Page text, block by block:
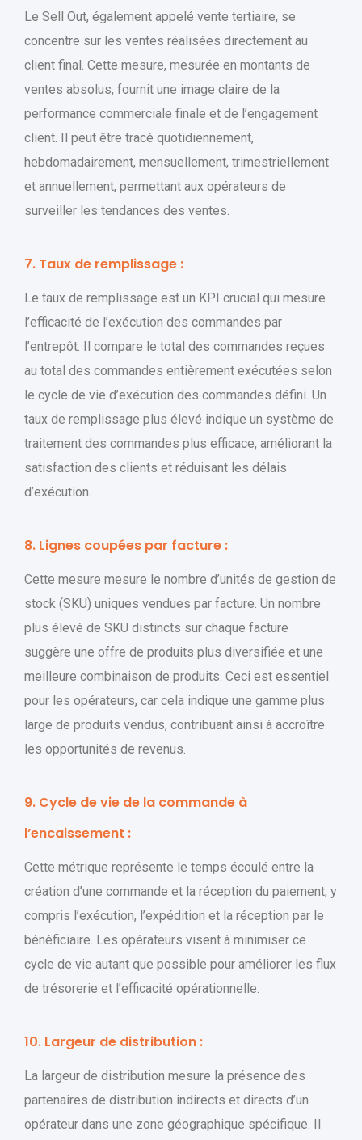
Le Sell Out, également appelé vente tertiaire, se
concentre sur les ventes réalisées directement au
client final. Cette mesure, mesurée en montants de
ventes absolus, fournit une image claire de la
performance commerciale finale et de l’engagement
client. Il peut être tracé quotidiennement,
hebdomadairement, mensuellement, trimestriellement
et annuellement, permettant aux opérateurs de
surveiller les tendances des ventes.
7. Taux de remplissage :
Le taux de remplissage est un KPI crucial qui mesure
l’efficacité de l’exécution des commandes par
l’entrepôt. Il compare le total des commandes reçues
au total des commandes entièrement exécutées selon
le cycle de vie d’exécution des commandes défini. Un
taux de remplissage plus élevé indique un système de
traitement des commandes plus efficace, améliorant la
satisfaction des clients et réduisant les délais
d’exécution.
8. Lignes coupées par facture :
Cette mesure mesure le nombre d’unités de gestion de
stock (SKU) uniques vendues par facture. Un nombre
plus élevé de SKU distincts sur chaque facture
suggère une offre de produits plus diversifiée et une
meilleure combinaison de produits. Ceci est essentiel
pour les opérateurs, car cela indique une gamme plus
large de produits vendus, contribuant ainsi à accroître
les opportunités de revenus.
9. Cycle de vie de la commande à
l’encaissement :
Cette métrique représente le temps écoulé entre la
création d’une commande et la réception du paiement, y
compris l’exécution, l’expédition et la réception par le
bénéficiaire. Les opérateurs visent à minimiser ce
cycle de vie autant que possible pour améliorer les flux
de trésorerie et l’efficacité opérationnelle.
10. Largeur de distribution :
La largeur de distribution mesure la présence des
partenaires de distribution indirects et directs d’un
opérateur dans une zone géographique spécifique. Il